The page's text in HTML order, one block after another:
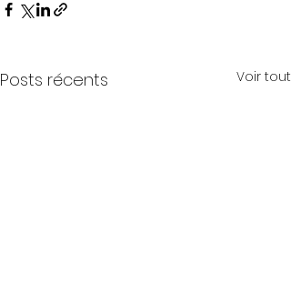
Posts récents Voir tout